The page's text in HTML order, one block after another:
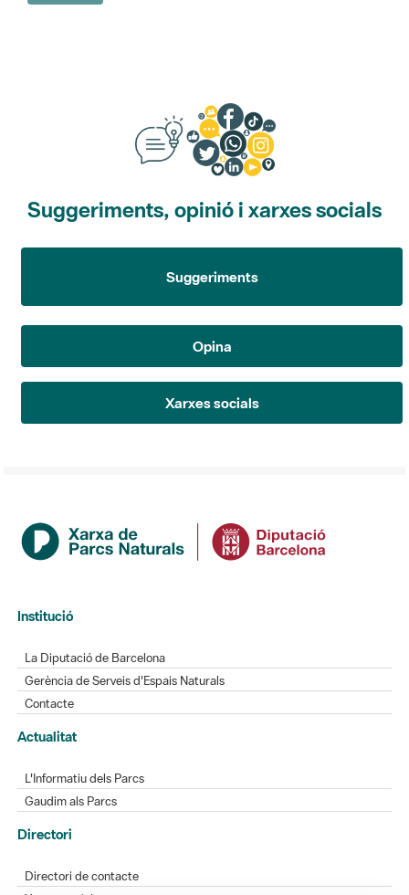
Suggeriments, opinió i xarxes socials
Suggeriments
Opina
Xarxes socials
Institució
La Diputació de Barcelona
Gerència de Serveis d'Espais Naturals
Contacte
Actualitat
L'Informatiu dels Parcs
Gaudim als Parcs
Directori
Directori de contacte